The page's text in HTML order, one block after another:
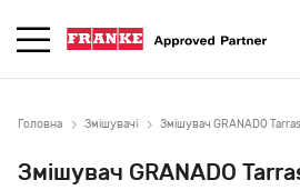
Головна Змішувачі Змішувач GRANADO
Змішувач GRANADO